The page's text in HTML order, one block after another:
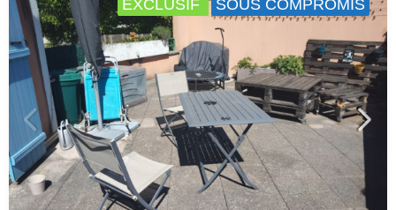
EXCLUSIF SOUS COMPROMIS